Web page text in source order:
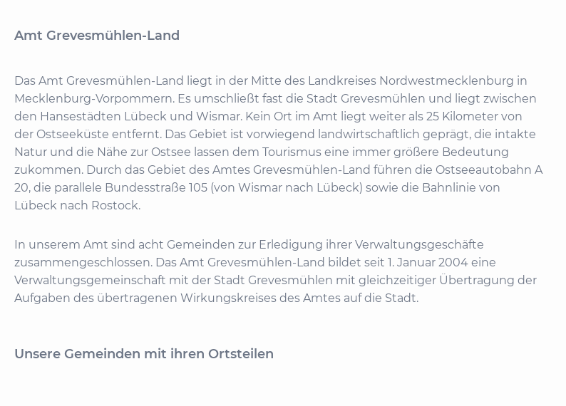
Amt Grevesmühlen-Land
Das Amt Grevesmühlen-Land liegt in der Mitte des Landkreises Nordwestmecklenburg in
Mecklenburg-Vorpommern. Es umschließt fast die Stadt Grevesmühlen und liegt zwischen
den Hansestädten Lübeck und Wismar. Kein Ort im Amt liegt weiter als 25 Kilometer von
der Ostseeküste entfernt. Das Gebiet ist vorwiegend landwirtschaftlich geprägt, die intakte
Natur und die Nähe zur Ostsee lassen dem Tourismus eine immer größere Bedeutung
zukommen. Durch das Gebiet des Amtes Grevesmühlen-Land führen die Ostseeautobahn A
20, die parallele Bundesstraße 105 (von Wismar nach Lübeck) sowie die Bahnlinie von
Lübeck nach Rostock.
In unserem Amt sind acht Gemeinden zur Erledigung ihrer Verwaltungsgeschäfte
zusammengeschlossen. Das Amt Grevesmühlen-Land bildet seit 1. Januar 2004 eine
Verwaltungsgemeinschaft mit der Stadt Grevesmühlen mit gleichzeitiger Übertragung der
Aufgaben des übertragenen Wirkungskreises des Amtes auf die Stadt.
Unsere Gemeinden mit ihren Ortsteilen